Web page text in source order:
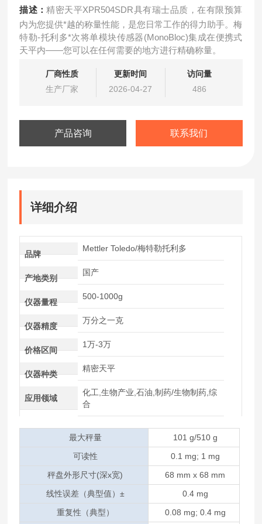
描述： 精密天平XPR504SDR具有瑞士品质，在有限预算
内为您提供*越的称量性能，是您日常工作的得力助手。梅
特勒-托利多*次将单模块传感器(MonoBloc)集成在便携式
天平内——您可以在任何需要的地方进行精确称量。
厂商性质
生产厂家
更新时间
2026-04-27
访问量
486
产品咨询 联系我们
详细介绍
品牌
Mettler Toledo/梅特勒托利多
产地类别
国产
仪器量程
500-1000g
仪器精度
万分之一克
价格区间
1万-3万
仪器种类
精密天平
应用领域
化工,生物产业,石油,制药/生物制药,综
合
最大秤量
101 g/510 g
可读性
0.1 mg; 1 mg
秤盘外形尺寸(深x宽)
68 mm x 68 mm
线性误差（典型值）±
0.4 mg
重复性（典型）
0.08 mg; 0.4 mg